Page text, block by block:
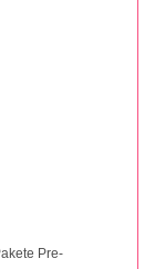
Pre-